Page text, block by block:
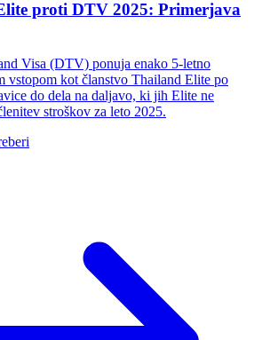
proti DTV 2025: Primerjava
Visa (DTV) ponuja enako 5-letno
vstopom kot članstvo Thailand Elite po
do dela na daljavo, ki jih Elite ne
stroškov za leto 2025.